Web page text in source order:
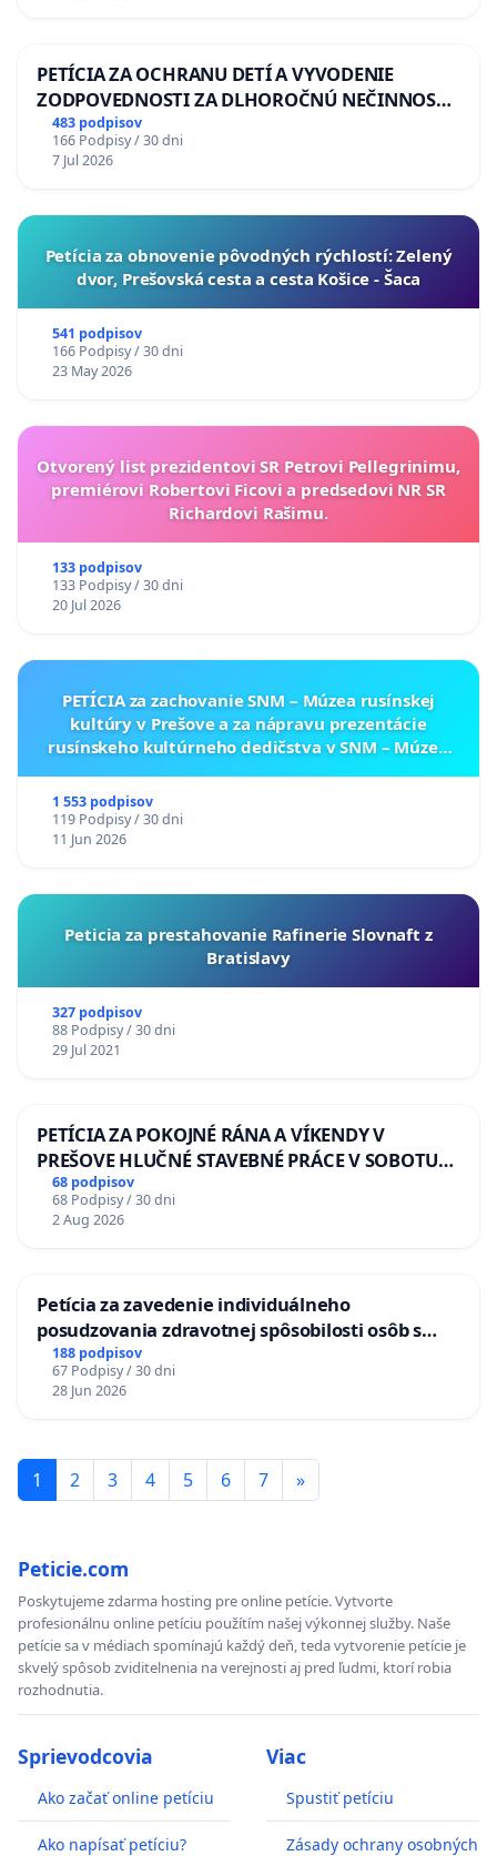
PETÍCIA ZA OCHRANU DETÍ A VYVODENIE
ZODPOVEDNOSTI ZA DLHOROČNÚ NEČINNOSŤ
A ZLYHANIE ŠTÁTU
483 podpisov
166 Podpisy / 30 dni
7 Jul 2026
​Petícia za obnovenie pôvodných rýchlostí: Zelený
dvor, Prešovská cesta a cesta Košice - Šaca
541 podpisov
166 Podpisy / 30 dni
23 May 2026
Otvorený list prezidentovi SR Petrovi Pellegrinimu,
premiérovi Robertovi Ficovi a predsedovi NR SR
Richardovi Rašimu.
133 podpisov
133 Podpisy / 30 dni
20 Jul 2026
PETÍCIA za zachovanie SNM – Múzea rusínskej
kultúry v Prešove a za nápravu prezentácie
rusínskeho kultúrneho dedičstva v SNM – Múzeu
1 553 podpisov
119 Podpisy / 30 dni
11 Jun 2026
Peticia za prestahovanie Rafinerie Slovnaft z
Bratislavy
327 podpisov
88 Podpisy / 30 dni
29 Jul 2021
PETÍCIA ZA POKOJNÉ RÁNA A VÍKENDY V
PREŠOVE HLUČNÉ STAVEBNÉ PRÁCE V SOBOTU
LEN OD 9.00 DO 13.00 HOD., CEZ PRACOVNÝ
TÝŽDEŇ CIEĽ 8.00 – 18.00 HOD. A PRAVIDELNÁ
KONTROLA STAVBY C-AREA NA
68 podpisov
68 Podpisy / 30 dni
2 Aug 2026
Petícia za zavedenie individuálneho
posudzovania zdravotnej spôsobilosti osôb s
diabetom 1. a 2. typu pri prijímaní do
Policajného zboru SR
188 podpisov
67 Podpisy / 30 dni
28 Jun 2026
1 2 3 4 5 6 7 »
Peticie.com
Poskytujeme zdarma hosting pre online petície. Vytvorte
profesionálnu online petíciu použítím našej výkonnej služby. Naše
petície sa v médiach spomínajú každý deň, teda vytvorenie petície je
skvelý spôsob zviditelnenia na verejnosti aj pred ľudmi, ktorí robia
rozhodnutia.
Sprievodcovia
Ako začať online petíciu
Ako napísať petíciu?
Viac
Spustiť petíciu
Zásady ochrany osobných